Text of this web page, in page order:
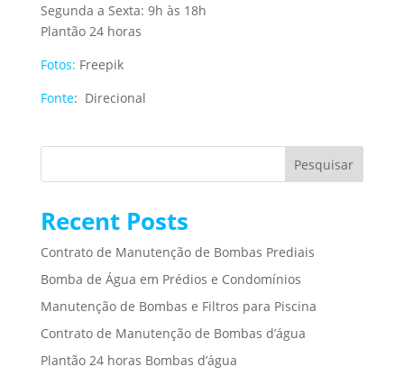
Segunda a Sexta: 9h às 18h
Plantão 24 horas
Fotos: Freepik
Fonte: Direcional
Pesquisar
Recent Posts
Contrato de Manutenção de Bombas Prediais
Bomba de Água em Prédios e Condomínios
Manutenção de Bombas e Filtros para Piscina
Contrato de Manutenção de Bombas d’água
Plantão 24 horas Bombas d’água